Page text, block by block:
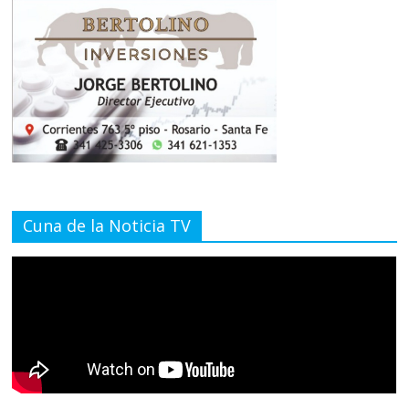
Cuna de la Noticia TV